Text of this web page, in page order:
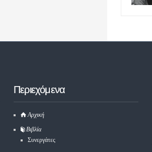
Περιεχόμενα
Αρχική
Βιβλία
Συνεργάτες